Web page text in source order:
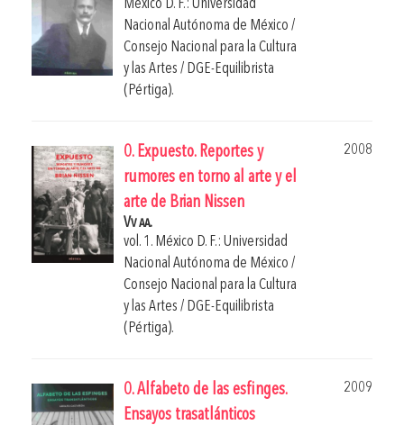
México D. F.: Universidad
Nacional Autónoma de México /
Consejo Nacional para la Cultura
y las Artes / DGE-Equilibrista
(Pértiga).
0. Expuesto. Reportes y
rumores en torno al arte y el
arte de Brian Nissen
2008
Vv aa.
vol. 1. México D. F.: Universidad
Nacional Autónoma de México /
Consejo Nacional para la Cultura
y las Artes / DGE-Equilibrista
(Pértiga).
0. Alfabeto de las esfinges.
Ensayos trasatlánticos
2009